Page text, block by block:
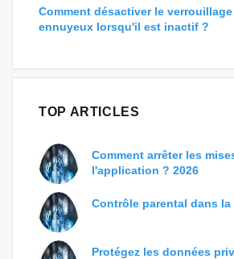
Comment désactiver le
ennuyeux lorsqu'il est inactif ?
TOP ARTICLES
Comment arrêter les
l'application ? 2026
Contrôle parental dans la
Protégez les données